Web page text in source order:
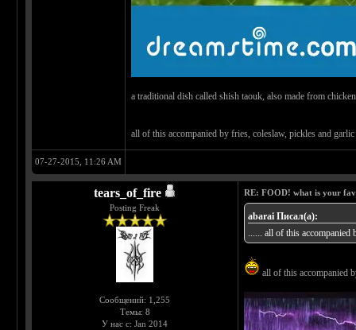
a traditional dish called shish taouk, also made from
all of this accompanied by fries, coleslaw, pickles and
07-27-2015, 11:26 AM
tears_of_fire
Posting Freak
Сообщений: 1,255
Темы: 8
У нас с: Jan 2014
RE: FOOD! what is your
abarai Писал(а):
...... all of this accompanied
all of this accompanied